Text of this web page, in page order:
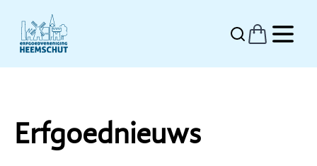
Erfgoednieuws